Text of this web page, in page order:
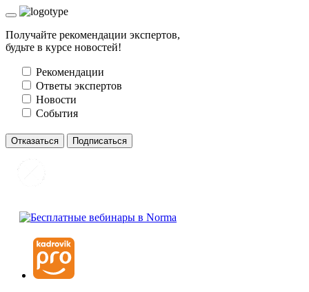
Получайте рекомендации экспертов,
будьте в курсе новостей!
Рекомендации
Ответы экспертов
Новости
События
Отказаться Подписаться